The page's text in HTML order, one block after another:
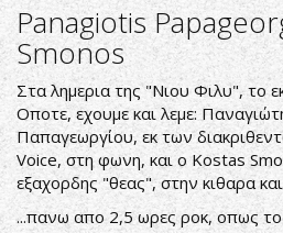
Panagiotis
Smonos
Στα λημερια της "Νιου Φιλυ", το
Οποτε, εχουμε και λεμε:
Παπαγεωργίου, εκ των
Voice, στη φωνη, και ο Kostas
εξαχορδης "θεας", στην κιθαρα
...πανω απο 2,5 ωρες ροκ, οπως το